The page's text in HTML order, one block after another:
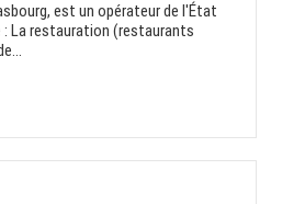
est un opérateur de l'État
: La restauration (restaurants